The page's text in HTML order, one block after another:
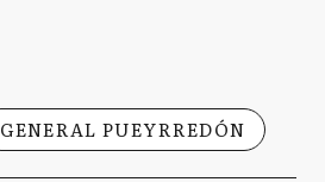
GENERAL PUEYRREDÓN